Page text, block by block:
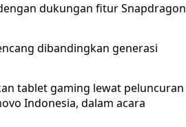
dukungan fitur Snapdragon
dibandingkan generasi
tablet gaming lewat peluncuran
Indonesia, dalam acara